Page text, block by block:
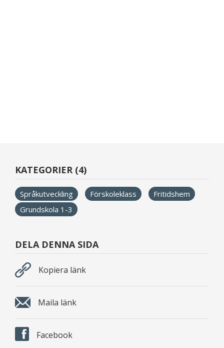
KATEGORIER (4)
Språkutveckling Förskoleklass
Fritidshem
Grundskola 1-3
DELA DENNA SIDA
Kopiera länk
Maila länk
Facebook